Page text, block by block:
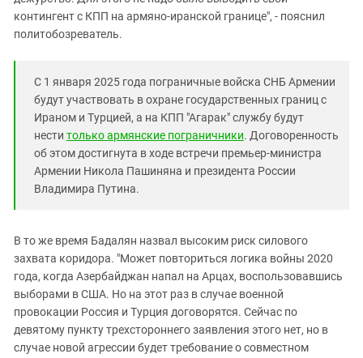
контингент с КПП на армяно-иранской границе", - пояснил
политобозреватель.
С 1 января 2025 года пограничные войска СНБ Армении
будут участвовать в охране государственных границ с
Ираном и Турцией, а на КПП "Агарак" службу будут
нести только армянские пограничники. Договоренность
об этом достигнута в ходе встречи премьер-министра
Армении Никола Пашиняна и президента России
Владимира Путина.
В то же время Бадалян назвал высоким риск силового
захвата коридора. "Может повториться логика войны 2020
года, когда Азербайджан напал на Арцах, воспользовавшись
выборами в США. Но на этот раз в случае военной
провокации Россия и Турция договорятся. Сейчас по
девятому пункту трехстороннего заявления этого нет, но в
случае новой агрессии будет требование о совместном